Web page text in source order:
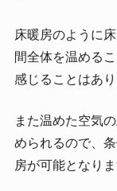
床暖房のように
間全体を温める
感じることはあり
また温めた空気
められるので、
房が可能となりま